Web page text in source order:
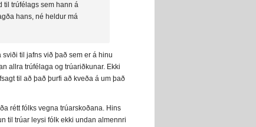
til trúfélags sem hann á
hans, né heldur má
til jafns við það sem er á hinu
allra trúfélaga og trúariðkunar. Ekki
til að það þurfi að kveða á um það
rétt fólks vegna trúarskoðana. Hins
til trúar leysi fólk ekki undan almennri